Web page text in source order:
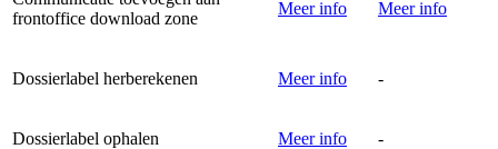
frontoffice download zone
Meer info Meer info
Dossierlabel herberekenen Meer info -
Dossierlabel ophalen Meer info -